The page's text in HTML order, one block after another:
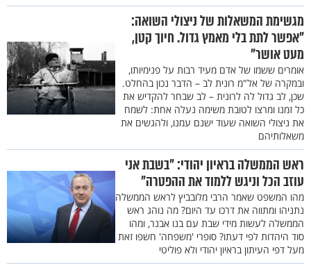
מגשימת המשאלות של ניצולי השואה:
"אפשר לתת בלי מאמץ גדול. חיוך קטן,
מעט אושר"
אומרים ששמו של אדם מעיד רבות על פנימיותו,
ובמקרה של אל"מ רונית לב – הדבר נכון בהחלט.
שכן, לב גדול לה לרונית – לב שבחר להקדיש את
כל זמנו ומרצו לטובת משימה נעלה אחת: לשמח
את ניצולי השואה שעוד ישנם עמנו, ולהגשים את
משאלותיהם
ראש הממשלה בראיון יהודי: "בשבת אני
עוזב הכל וניגש ללמוד את ההפטרה"
מהו המשפט שאמר הרבי מלובביץ לראש הממשלה
נתניהו ומתווה את דרכו עד היום? מה נוהג ראש
הממשלה לעשות מידי שבת עם בנו אבנר, ומהו
סוד היהדות לפי דעתו? סופרי 'משפחה' חשפו זאת
מעל דפי העיתון בראיון יהודי ולא פוליטי